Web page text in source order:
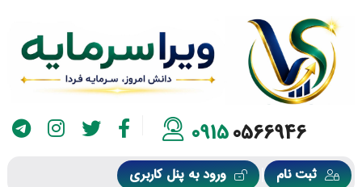
09150566946
ثبت نام ورود به پنل کاربری